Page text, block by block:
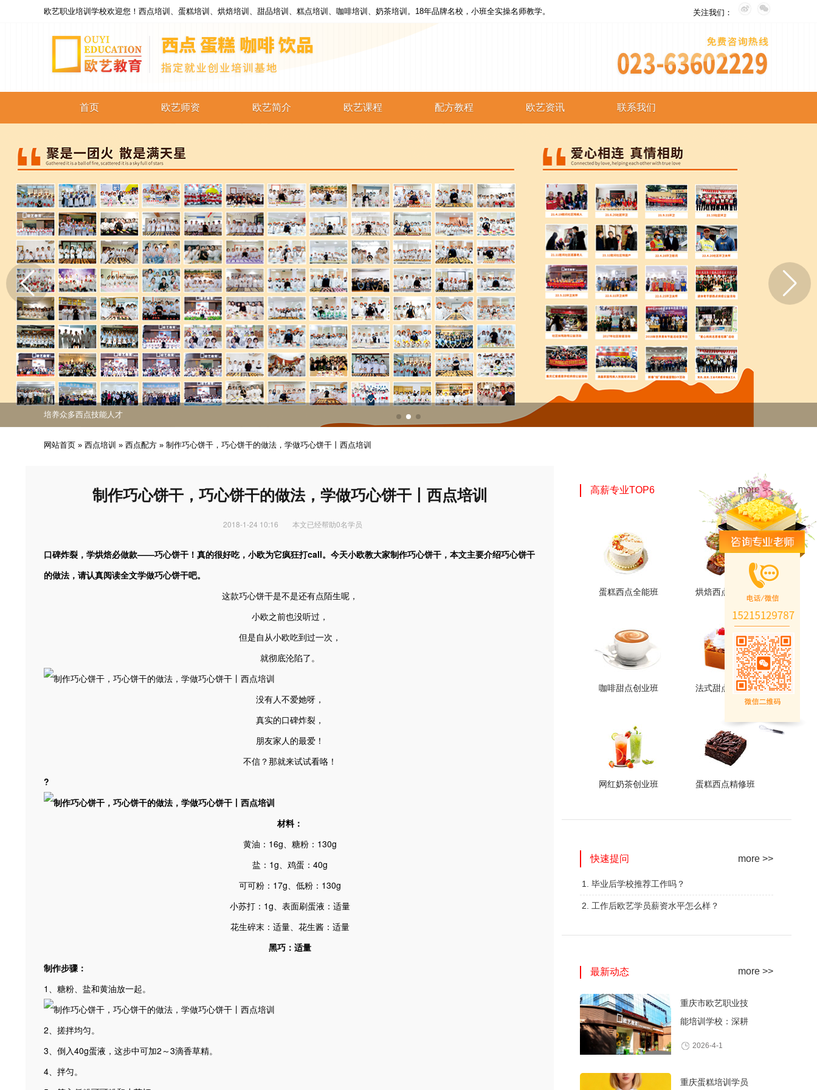
欧艺职业培训学校欢迎您！西点培训、蛋糕培训、烘焙培训、甜品培训、糕点培训、咖啡培训、奶茶培训。18年品牌名校，小班全实操名师教学。 关注我们：
首页 欧艺师资 欧艺简介 欧艺课程
烘焙培训
咖啡培训
奶茶培训
饮品培训
调酒培训
配方教程
烘焙配方
咖啡配方
奶茶配方
饮品配方
调酒配方
欧艺资讯 联系我们
免费课程活动出炉
专业西点技能职业培训
培养众多西点技能人才
免费课程活动出炉
专业西点技能职业培训
网站首页 » 西点培训 » 西点配方 » 制作巧心饼干，巧心饼干的做法，学做巧心饼干丨西点培训
制作巧心饼干，巧心饼干的做法，学做巧心饼干丨西点培训
2018-1-24 10:16 本文已经帮助0名学员
口碑炸裂，学烘焙必做款——巧心饼干 ！真的很好吃，小欧为它疯狂打call。今天小欧教大家制作巧心饼干，本文主要介绍巧心饼干
的做法，请认真阅读全文学做巧心饼干吧。
这款巧心饼干是不是还有点陌生呢，
小欧之前也没听过，
但是自从小欧吃到过一次，
就彻底沦陷了。
没有人不爱她呀，
真实的口碑炸裂，
朋友家人的最爱！
不信？那就来试试看咯！
?
材料：
黄油：16g、糖粉：130g
盐：1g、鸡蛋：40g
可可粉：17g、低粉：130g
小苏打：1g、表面刷蛋液：适量
花生碎末：适量、花生酱：适量
黑巧：适量
制作步骤 ：
1、糖粉、盐和黄油放一起。
2、搓拌均匀。
3、倒入40g蛋液，这步中可加2～3滴香草精。
4、拌匀。
高薪专业TOP6 more >>
蛋糕西点全能班
蛋糕西点全能班
火爆的专业
烘焙西点创业班
烘焙西点创业班
火爆的专业
查看详情
咖啡甜点创业班
咖啡甜点创业班
火爆的专业
法式甜点创业班
法式甜点创业班
火爆的专业
网红奶茶创业班
火爆的专业
蛋糕西点精修班
火爆的专业
快速提问 more >>
1. 毕业后学校推荐工作吗？
2. 工作后欧艺学员薪资水平怎么样？
最新动态 more >>
重庆市欧艺职业技
能培训学校：深耕
2026-4-1
重庆蛋糕培训学员